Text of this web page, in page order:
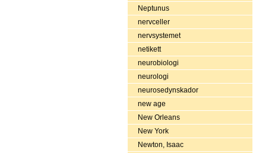
Neptunus
nervceller
nervsystemet
netikett
neurobiologi
neurologi
neurosedynskador
new age
New Orleans
New York
Newton, Isaac